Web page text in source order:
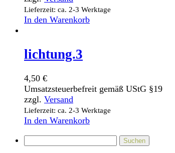
Lieferzeit: ca. 2-3 Werktage
In den Warenkorb
lichtung.3
4,50 €
Umsatzsteuerbefreit gemäß UStG §19
zzgl. Versand
Lieferzeit: ca. 2-3 Werktage
In den Warenkorb